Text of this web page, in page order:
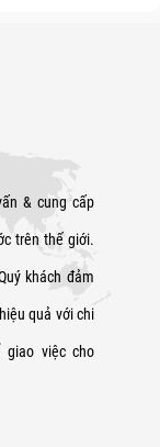
& cung cấp
trên thế giới.
khách đảm
quả với chi
giao việc cho